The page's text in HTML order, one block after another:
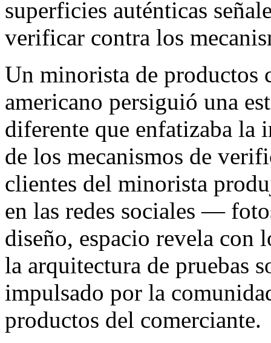
superficies auténticas
verificar contra los
Un minorista de productos
americano persiguió una
diferente que enfatizaba la
de los mecanismos de
clientes del minorista
en las redes sociales —
diseño, espacio revela
la arquitectura de pruebas
impulsado por la
productos del comerciante.